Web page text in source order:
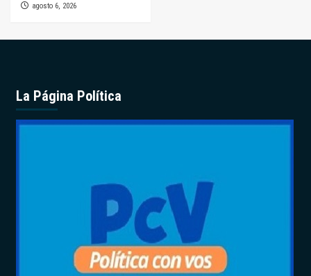
agosto 6, 2026
La Página Política